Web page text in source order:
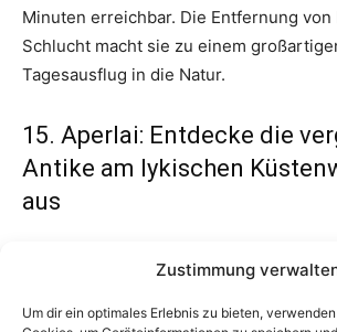
Zustimmung
Um dir ein optimales Erlebnis zu bieten,
Minuten erreichbar. Die Entfernung von
Schlucht macht sie zu einem
Tagesausflug in die Natur.
15. Aperlai: Entdecke die
Antike am lykischen
aus
Nähe von Kaş, die faszinierende
Vergangenheit der Region bietet. Hier